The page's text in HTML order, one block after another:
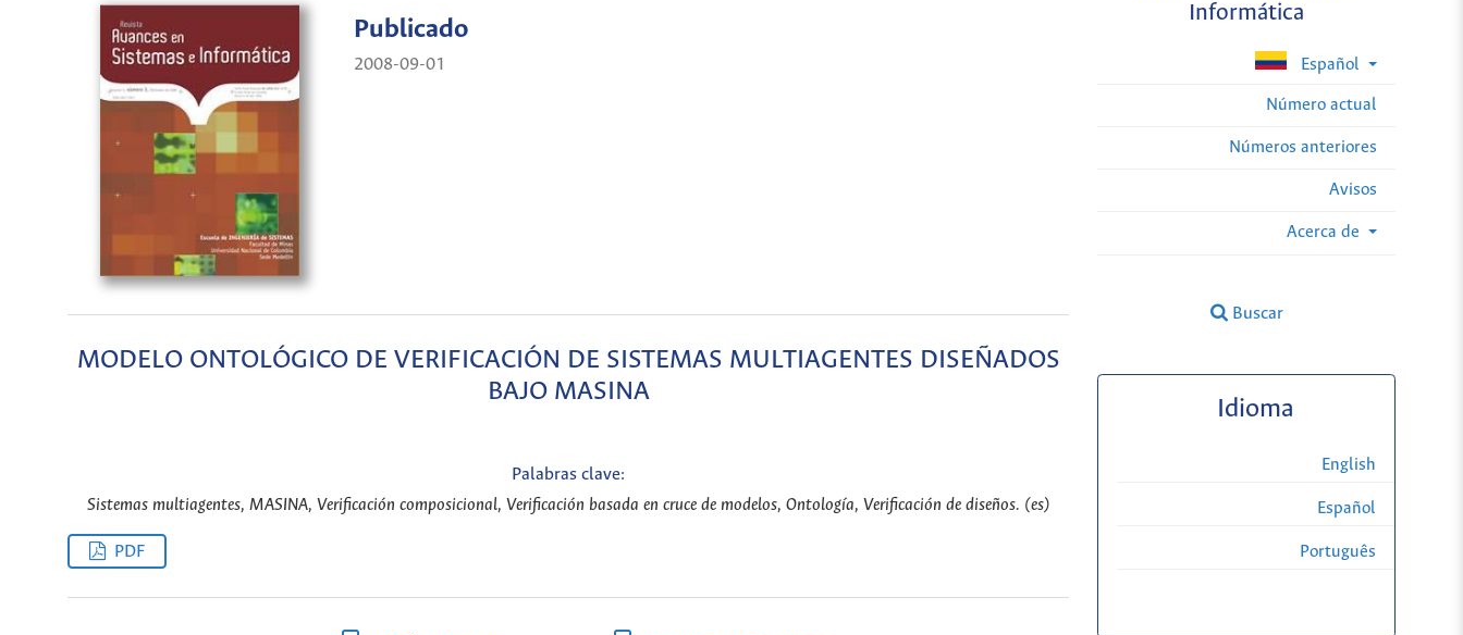
Informática
Español
Número actual
Números anteriores
Avisos
Acerca de
Buscar
Publicado
2008-09-01
MODELO ONTOLÓGICO DE VERIFICACIÓN DE SISTEMAS MULTIAGENTES DISEÑADOS
BAJO MASINA
Palabras clave:
Sistemas multiagentes, MASINA, Verificación composicional, Verificación basada en cruce de modelos, Ontología, Verificación de diseños. (es)
PDF
Idioma
English
Español
Português